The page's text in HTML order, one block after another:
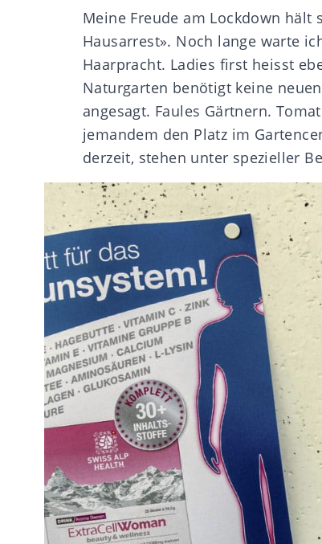
Meine Freude am Lockdown hält
Hausarrest». Noch lange warte
Haarpracht. Ladies first heisst
Naturgarten benötigt keine
angesagt. Faules Gärtnern.
jemandem den Platz im
derzeit, stehen unter spezieller